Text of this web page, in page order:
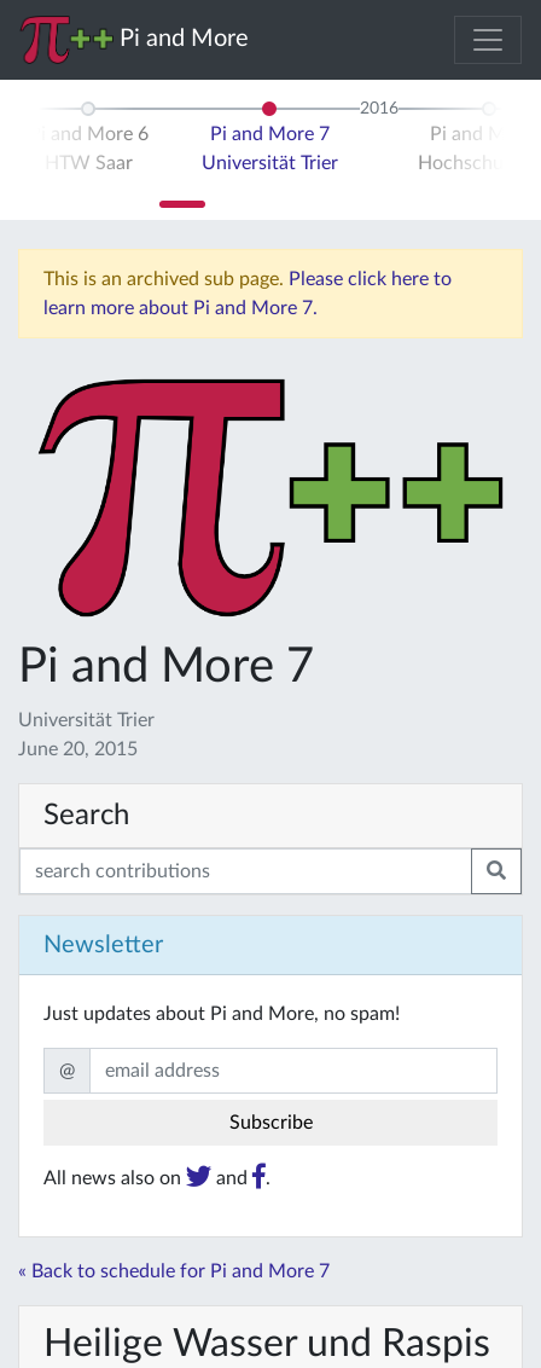
Pi and More
Pi and More 6
HTW Saar
Pi and More 7
Universität Trier
2016
Pi and More
Hochschule
This is an archived sub page. Please click here to
learn more about Pi and More 7.
Pi and More 7
Universität Trier
June 20, 2015
Search
Newsletter
Just updates about Pi and More, no spam!
@
All news also on and .
« Back to schedule for Pi and More 7
Heilige Wasser und Raspis